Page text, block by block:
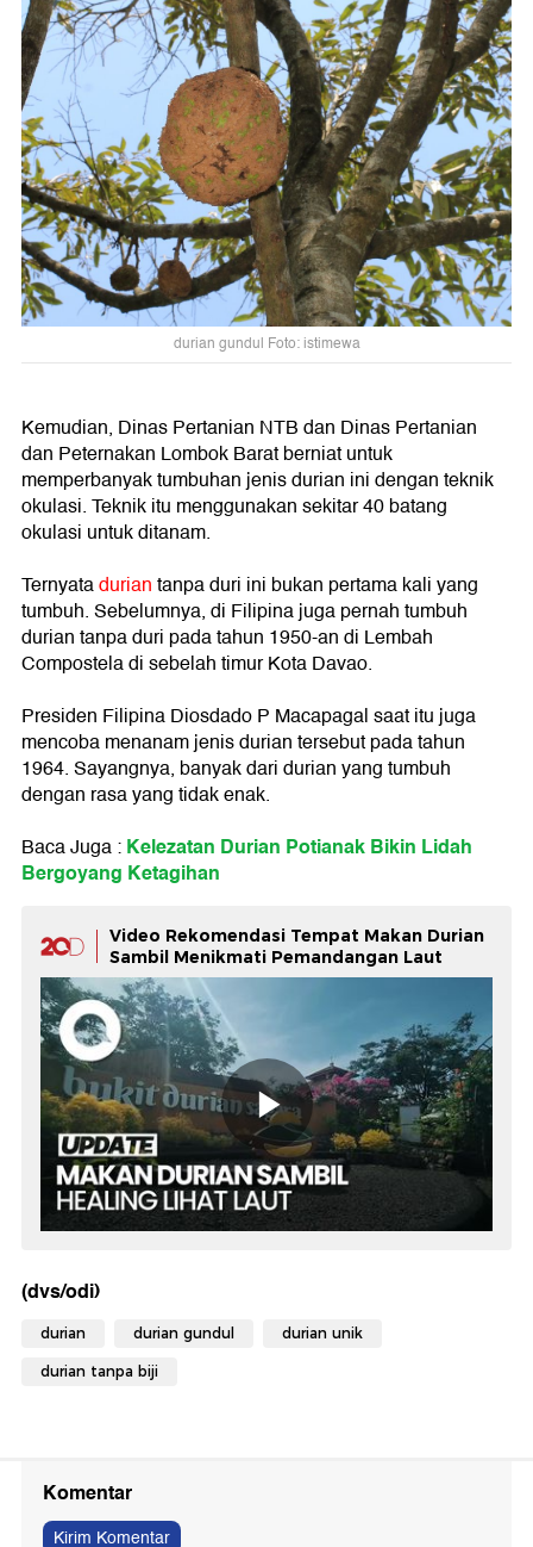
durian gundul Foto: istimewa
Kemudian, Dinas Pertanian NTB dan Dinas Pertanian
dan Peternakan Lombok Barat berniat untuk
memperbanyak tumbuhan jenis durian ini dengan teknik
okulasi. Teknik itu menggunakan sekitar 40 batang
okulasi untuk ditanam.
Ternyataduriantanpa duri ini bukan pertama kali yang
tumbuh. Sebelumnya, di Filipina juga pernah tumbuh
durian tanpa duri pada tahun 1950-an di Lembah
Compostela di sebelah timur Kota Davao.
Presiden Filipina Diosdado P Macapagal saat itu juga
mencoba menanam jenis durian tersebut pada tahun
1964. Sayangnya, banyak dari durian yang tumbuh
dengan rasa yang tidak enak.
Baca Juga :Kelezatan Durian Potianak Bikin Lidah
Bergoyang Ketagihan
Video Rekomendasi Tempat Makan Durian
Sambil Menikmati Pemandangan Laut
(dvs/odi)
durian durian gundul durian unik
durian tanpa biji
Komentar
Kirim Komentar